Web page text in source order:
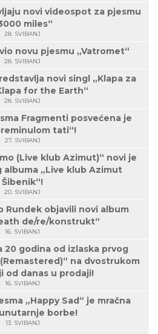
novi videospot za pjesmu
miles“
28. SVIBANJ
novu pjesmu „Vatromet“
28. SVIBANJ
novi singl „Klapa za
for the Earth“
28. SVIBANJ
Fragmenti posvećena je
tati“!
27. SVIBANJ
(Live klub Azimut)“ novi je
albuma „Live klub Azimut
Šibenik“!
20. SVIBANJ
Rundek objavili novi album
de/re/konstrukt“
16. SVIBANJ
20 godina od izlaska prvog
na dvostrukom
od danas u prodaji!
16. SVIBANJ
„Happy Sad“ je mračna
borbe!
13. SVIBANJ